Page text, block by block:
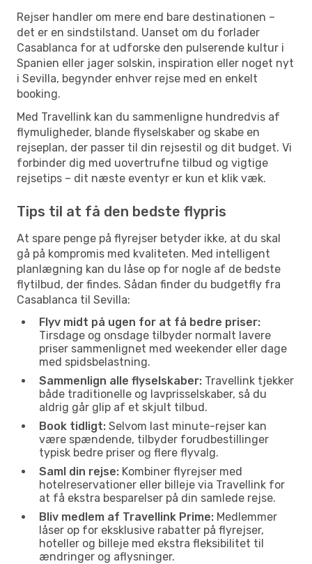
Rejser handler om mere end bare destinationen –
det er en sindstilstand. Uanset om du forlader
Casablanca for at udforske den pulserende kultur i
Spanien eller jager solskin, inspiration eller noget nyt
i Sevilla, begynder enhver rejse med en enkelt
booking.
Med Travellink kan du sammenligne hundredvis af
flymuligheder, blande flyselskaber og skabe en
rejseplan, der passer til din rejsestil og dit budget. Vi
forbinder dig med uovertrufne tilbud og vigtige
rejsetips – dit næste eventyr er kun et klik væk.
Tips til at få den bedste flypris
At spare penge på flyrejser betyder ikke, at du skal
gå på kompromis med kvaliteten. Med intelligent
planlægning kan du låse op for nogle af de bedste
flytilbud, der findes. Sådan finder du budgetfly fra
Casablanca til Sevilla:
Flyv midt på ugen for at få bedre priser:
Tirsdage og onsdage tilbyder normalt lavere
priser sammenlignet med weekender eller dage
med spidsbelastning.
Sammenlign alle flyselskaber: Travellink tjekker
både traditionelle og lavprisselskaber, så du
aldrig går glip af et skjult tilbud.
Book tidligt: Selvom last minute-rejser kan
være spændende, tilbyder forudbestillinger
typisk bedre priser og flere flyvalg.
Saml din rejse: Kombiner flyrejser med
hotelreservationer eller billeje via Travellink for
at få ekstra besparelser på din samlede rejse.
Bliv medlem af Travellink Prime: Medlemmer
låser op for eksklusive rabatter på flyrejser,
hoteller og billeje med ekstra fleksibilitet til
ændringer og aflysninger.